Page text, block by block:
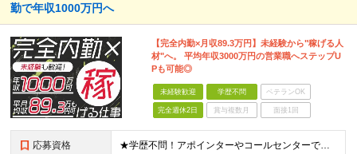
勤で年収1000万円へ
【完全内勤×月収89.3万円】未経験から"稼げる人
材"へ。 平均年収3000万円の営業職へステップU
Pも可能◎
未経験歓迎 学歴不問 ベテランOK
完全週休2日 賞与複数月 面接1回
応募資格 ★学歴不問！アポインターやコールセンターでの実務経験がある方歓迎！ ★未経験OK ■努力が正当に評価される環境で働きたい ■明確な成果報酬で、頑張った分だけ稼ぎたい ■電話でのコミュニケーションに抵